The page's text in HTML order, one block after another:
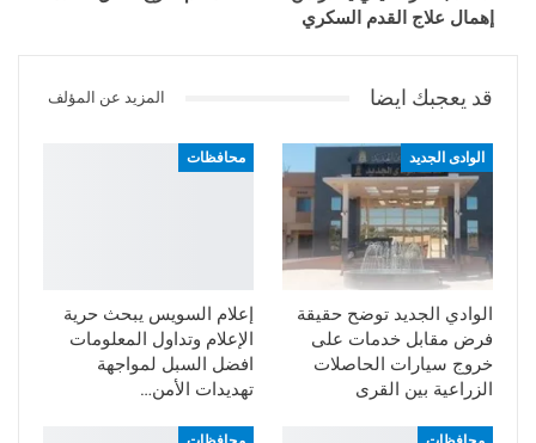
إهمال علاج القدم السكري
قد يعجبك ايضا المزيد عن المؤلف
الوادى الجديد
الوادي الجديد توضح حقيقة
فرض مقابل خدمات على
خروج سيارات الحاصلات
الزراعية بين القرى
محافظات
إعلام السويس يبحث حرية
الإعلام وتداول المعلومات
افضل السبل لمواجهة
تهديدات الأمن…